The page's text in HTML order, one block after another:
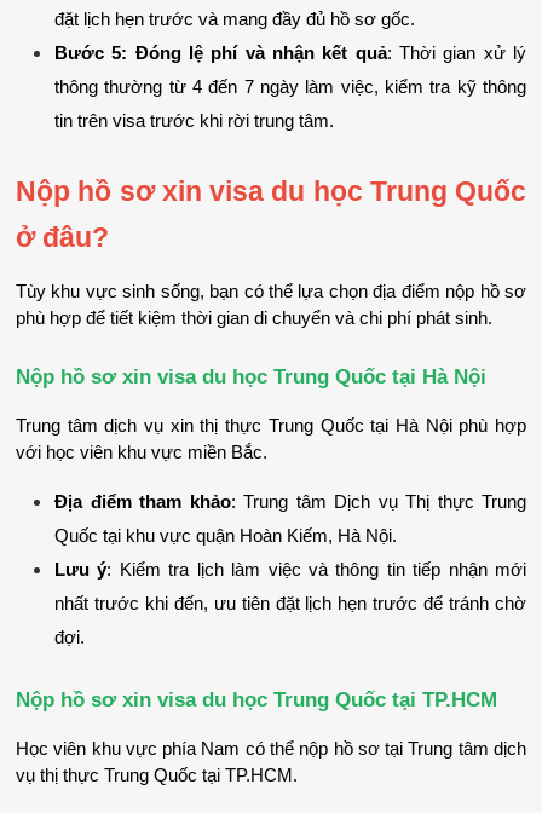
đặt lịch hẹn trước và mang đầy đủ hồ sơ gốc.
Bước 5: Đóng lệ phí và nhận kết quả: Thời gian xử lý
thông thường từ 4 đến 7 ngày làm việc, kiểm tra kỹ thông
tin trên visa trước khi rời trung tâm.
Nộp hồ sơ xin visa du học Trung Quốc
ở đâu?
Tùy khu vực sinh sống, bạn có thể lựa chọn địa điểm nộp hồ sơ
phù hợp để tiết kiệm thời gian di chuyển và chi phí phát sinh.
Nộp hồ sơ xin visa du học Trung Quốc tại Hà Nội
Trung tâm dịch vụ xin thị thực Trung Quốc tại Hà Nội phù hợp
với học viên khu vực miền Bắc.
Địa điểm tham khảo: Trung tâm Dịch vụ Thị thực Trung
Quốc tại khu vực quận Hoàn Kiếm, Hà Nội.
Lưu ý: Kiểm tra lịch làm việc và thông tin tiếp nhận mới
nhất trước khi đến, ưu tiên đặt lịch hẹn trước để tránh chờ
đợi.
Nộp hồ sơ xin visa du học Trung Quốc tại TP.HCM
Học viên khu vực phía Nam có thể nộp hồ sơ tại Trung tâm dịch
vụ thị thực Trung Quốc tại TP.HCM.